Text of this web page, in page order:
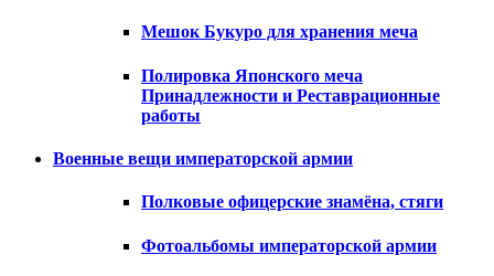
Мешок Букуро для хранения меча
Полировка Японского меча
Принадлежности и Реставрационные
работы
Военные вещи императорской армии
Полковые офицерские знамёна, стяги
Фотоальбомы императорской армии